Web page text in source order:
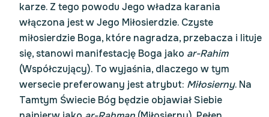
karze. Z tego powodu Jego władza karania
włączona jest w Jego Miłosierdzie. Czyste
miłosierdzie Boga, które nagradza, przebacza i lituje
się, stanowi manifestację Boga jako ar-Rahim
(Współczujący). To wyjaśnia, dlaczego w tym
wersecie preferowany jest atrybut: Miłosierny. Na
Tamtym Świecie Bóg będzie objawiał Siebie